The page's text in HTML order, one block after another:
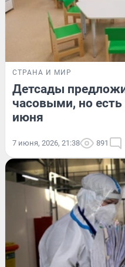
СТРАНА И МИР
Детсады
часовыми, но есть
июня
7 июня, 2026, 21:38 891